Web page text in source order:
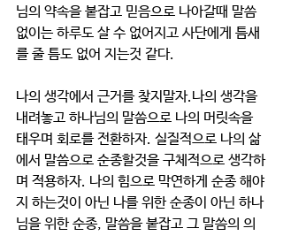
님의 약속을 붙잡고 믿음으로 나아갈때 말씀
없이는 하루도 살 수 없어지고 사단에게 틈새
를 줄 틈도 없어 지는것 같다.
나의 생각에서 근거를 찾지말자.나의 생각을
내려놓고 하나님의 말씀으로 나의 머릿속을
태우며 회로를 전환하자. 실질적으로 나의 삶
에서 말씀으로 순종할것을 구체적으로 생각하
며 적용하자. 나의 힘으로 막연하게 순종 해야
지 하는것이 아닌 나를 위한 순종이 아닌 하나
님을 위한 순종, 말씀을 붙잡고 그 말씀의 의